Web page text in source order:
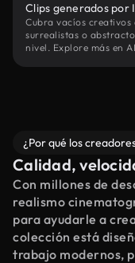
Clips generados por
Cubra vacíos creativos
surrealistas o
nivel. Explore más en
¿Por qué los
Calidad,
Con millones de
realismo
para ayudarle a
colección está
trabajo modernos,